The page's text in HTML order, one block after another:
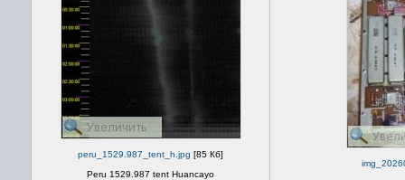
peru_1529.987_tent_h.jpg [85 Кб]
Peru 1529.987 tent Huancayo